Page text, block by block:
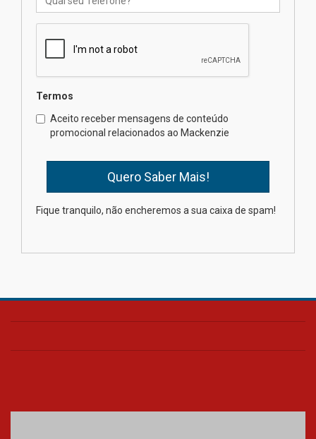
Como os pais podem investir
04.08.2026
docentes para debater
inovação e desafios da
educação superior
finalista do Prêmio Jabuti com
04.08.2026
Termos
Aceito receber mensagens de conteúdo
promocional relacionados ao Mackenzie
Fique tranquilo, não encheremos a sua caixa de spam!